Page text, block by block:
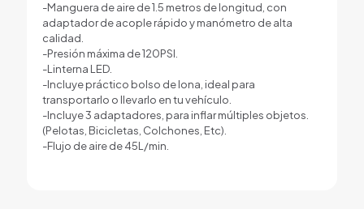
-Manguera de aire de 1.5 metros de longitud, con
adaptador de acople rápido y manómetro de alta
calidad.
-Presión máxima de 120PSI.
-Linterna LED.
-Incluye práctico bolso de lona, ideal para
transportarlo o llevarlo en tu vehículo.
-Incluye 3 adaptadores, para inflar múltiples objetos.
(Pelotas, Bicicletas, Colchones, Etc).
-Flujo de aire de 45L/min.